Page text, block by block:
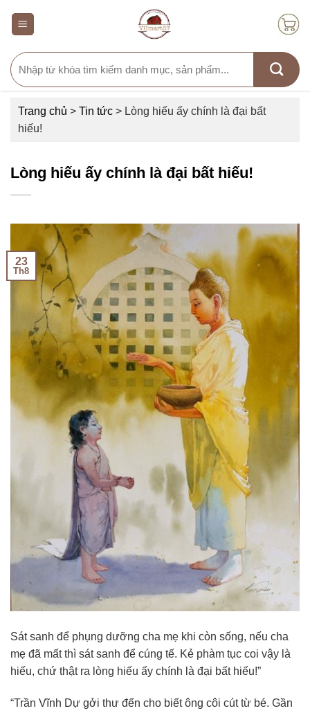
Search
for:
Trang chủ > Tin tức > Lòng hiếu ấy chính là đại bất
hiếu!
Lòng hiếu ấy chính là đại bất hiếu!
23
Th8
Sát sanh để phụng dưỡng cha mẹ khi còn sống, nếu cha
mẹ đã mất thì sát sanh để cúng tế. Kẻ phàm tục coi vậy là
hiếu, chứ thật ra lòng hiếu ấy chính là đại bất hiếu!”
“Trần Vĩnh Dự gởi thư đến cho biết ông côi cút từ bé. Gần